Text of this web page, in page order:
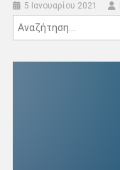
5 Ιανουαρίου 2021